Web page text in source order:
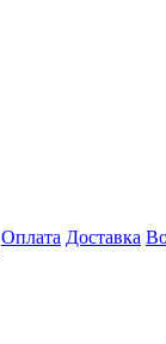
Оплата Доставка